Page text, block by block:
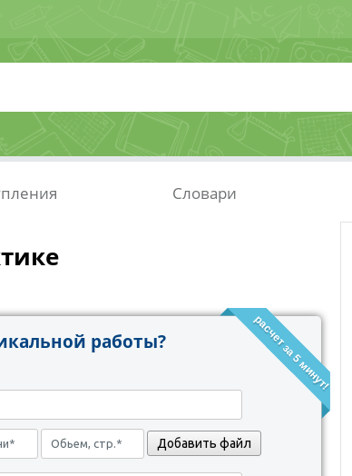
Словари
расчет за 5 минут!
работы?
Добавить файл